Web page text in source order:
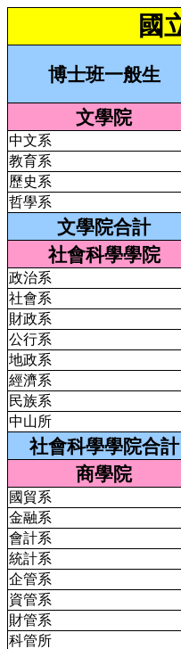
國
博士班一般生
文學院
中文系
教育系
歷史系
哲學系
文學院合計
社會科學學院
政治系
社會系
財政系
公行系
地政系
經濟系
民族系
中山所
社會科學學院合計
商學院
國貿系
金融系
會計系
統計系
企管系
資管系
財管系
科管所